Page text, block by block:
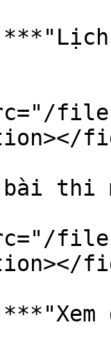
files/
thi